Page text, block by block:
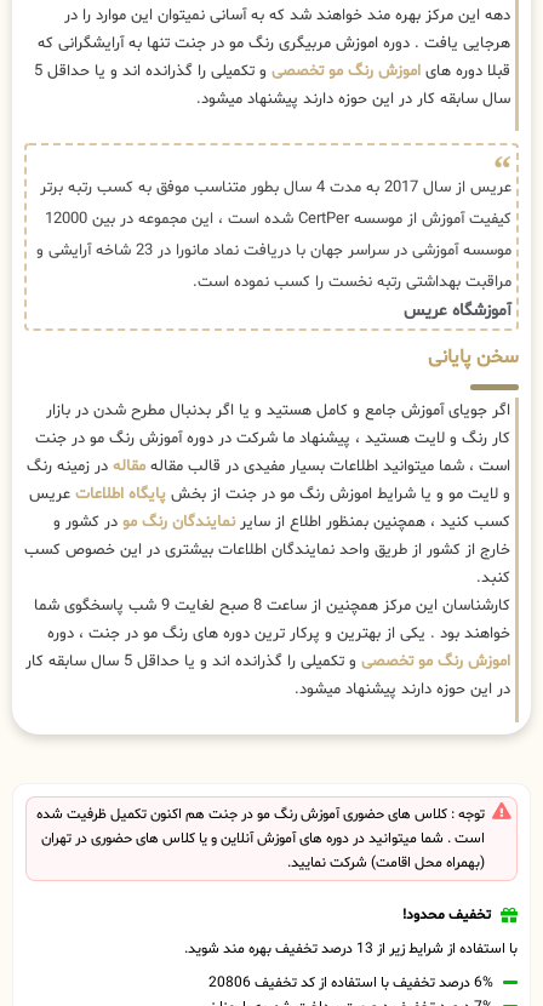
دهه این مرکز بهره مند خواهند شد که به آسانی نمیتوان این موارد را در
هرجایی یافت . دوره اموزش مربیگری رنگ مو در جنت تنها به آرایشگرانی که
قبلا دوره های اموزش رنگ مو تخصصی
و تکمیلی را گذرانده اند و یا حداقل 5
سال سابقه کار در این حوزه دارند پیشنهاد میشود.
عریس از سال 2017 به مدت 4 سال بطور متناسب موفق به کسب رتبه برتر
کیفیت آموزش از موسسه CertPer شده است ، این مجموعه در بین 12000
موسسه آموزشی در سراسر جهان با دریافت نماد مانورا در 23 شاخه آرایشی و
مراقبت بهداشتی رتبه نخست را کسب نموده است.
آموزشگاه عریس
سخن پایانی
اگر جویای آموزش جامع و کامل هستید و یا اگر بدنبال مطرح شدن در بازار
کار رنگ و لایت هستید ، پیشنهاد ما شرکت در دوره آموزش رنگ مو در جنت
است ، شما میتوانید اطلاعات بسیار مفیدی در قالب مقاله مقاله در زمینه رنگ
و لایت مو و یا شرایط اموزش رنگ مو در جنت از بخش پایگاه اطلاعات عریس
کسب کنید ، همچنین بمنظور اطلاع از سایرنمایندگان رنگ مو در کشور و
خارج از کشور از طریق واحد نمایندگان اطلاعات بیشتری در این خصوص کسب
کنبد.
کارشناسان این مرکز همچنین از ساعت 8 صبح لغایت 9 شب پاسخگوی شما
خواهند بود . یکی از بهترین و پرکار ترین دوره های رنگ مو در جنت ، دوره
اموزش رنگ مو تخصصی
و تکمیلی را گذرانده اند و یا حداقل 5 سال سابقه کار
در این حوزه دارند پیشنهاد میشود.
توجه : کلاس های حضوری آموزش رنگ مو در جنت هم اکنون تکمیل ظرفیت شده
است . شما میتوانید در دوره های آموزش آنلاین و یا کلاس های حضوری در تهران
(بهمراه محل اقامت) شرکت نمایید.
تخفیف محدود!
با استفاده از شرایط زیر از 13 درصد تخفیف بهره مند شوید.
6% درصد تخفیف با استفاده از کد تخفیف 20806